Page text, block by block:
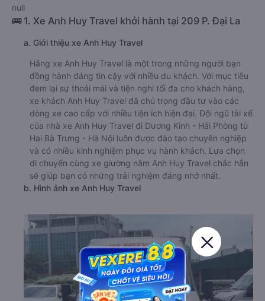
null
🚌 1. Xe Anh Huy Travel khởi hành tại 209 P. Đại La
a. Giới thiệu xe Anh Huy Travel
Hãng xe Anh Huy Travel là một trong những người bạn
đồng hành đáng tin cậy với nhiều du khách. Với mục tiêu
đem lại sự thoải mái và tiện nghi tối đa cho khách hàng,
xe khách Anh Huy Travel đã chú trọng đầu tư vào các
dòng xe cao cấp với nhiều tiện ích hiện đại. Đội ngũ tài xế
của nhà xe Anh Huy Travel đi Dương Kinh - Hải Phòng từ
Hai Bà Trưng - Hà Nội luôn được đào tạo chuyên nghiệp
và có nhiều kinh nghiệm phục vụ hành khách. Lựa chọn
di chuyển cùng xe giường nằm Anh Huy Travel chắc hẳn
sẽ giúp bạn có những trải nghiệm đáng nhớ nhất.
b. Hình ảnh xe Anh Huy Travel